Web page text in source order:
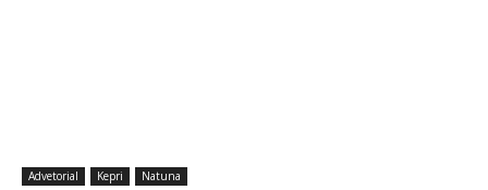
Advetorial Kepri Natuna